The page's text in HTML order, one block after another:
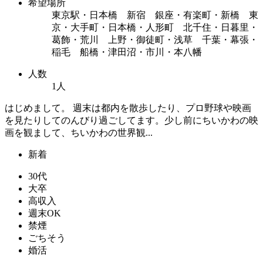
希望場所
東京駅・日本橋 新宿 銀座・有楽町・新橋 東
京・大手町・日本橋・人形町 北千住・日暮里・
葛飾・荒川 上野・御徒町・浅草 千葉・幕張・
稲毛 船橋・津田沼・市川・本八幡
人数
1人
はじめまして。 週末は都内を散歩したり、プロ野球や映画
を見たりしてのんびり過ごしてます。少し前にちいかわの映
画を観まして、ちいかわの世界観...
新着
30代
大卒
高収入
週末OK
禁煙
ごちそう
婚活